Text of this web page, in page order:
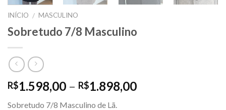
INÍCIO / MASCULINO
Sobretudo 7/8 Masculino
R$1.598,00 – R$1.898,00Price
Sobretudo 7/8 Masculino de Lã.